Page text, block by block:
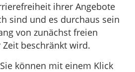
ihrer Angebote
sind und es durchaus sein
von zunächst freien
beschränkt wird.
können mit einem Klick